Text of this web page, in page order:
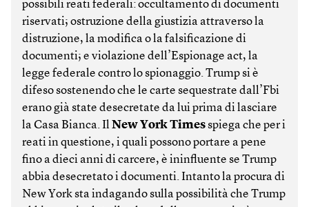
possibili reati federali: occultamento di documenti
riservati; ostruzione della giustizia attraverso la
distruzione, la modifica o la falsificazione di
documenti; e violazione dell’Espionage act, la
legge federale contro lo spionaggio. Trump si è
difeso sostenendo che le carte sequestrate dall’Fbi
erano già state desecretate da lui prima di lasciare
la Casa Bianca. IlNew York Timesspiega che per i
reati in questione, i quali possono portare a pene
fino a dieci anni di carcere, è ininfluente se Trump
abbia desecretato i documenti. Intanto la procura di
New York sta indagando sulla possibilità che Trump